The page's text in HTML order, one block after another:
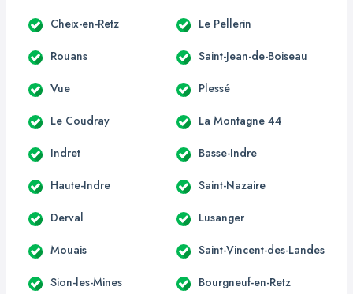
Cheix-en-Retz Le Pellerin
Rouans Saint-Jean-de-Boiseau
Vue Plessé
Le Coudray La Montagne 44
Indret Basse-Indre
Haute-Indre Saint-Nazaire
Derval Lusanger
Mouais Saint-Vincent-des-Landes
Sion-les-Mines Bourgneuf-en-Retz